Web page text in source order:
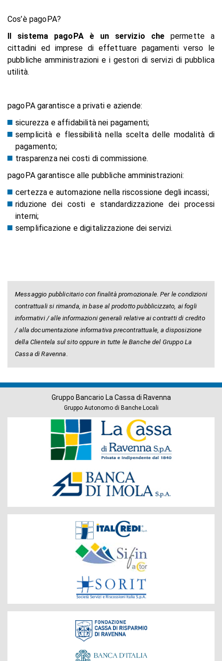
Cos’è pagoPA?
Il sistema pagoPA è un servizio che permette a
cittadini ed imprese di effettuare pagamenti verso le
pubbliche amministrazioni e i gestori di servizi di pubblica
utilità.
pagoPA garantisce a privati e aziende:
sicurezza e affidabilità nei pagamenti;
semplicità e flessibilità nella scelta delle modalità di
pagamento;
trasparenza nei costi di commissione.
pagoPA garantisce alle pubbliche amministrazioni:
certezza e automazione nella riscossione degli incassi;
riduzione dei costi e standardizzazione dei processi
interni;
semplificazione e digitalizzazione dei servizi.
Messaggio pubblicitario con finalità promozionale. Per le condizioni
contrattuali si rimanda, in base al prodotto pubblicizzato, ai fogli
informativi / alle informazioni generali relative ai contratti di credito
/ alla documentazione informativa precontrattuale, a disposizione
della Clientela sul sito oppure in tutte le Banche del Gruppo La
Cassa di Ravenna.
Gruppo Bancario La Cassa di Ravenna
Gruppo Autonomo di Banche Locali
Banche
Gruppo
Fondazione